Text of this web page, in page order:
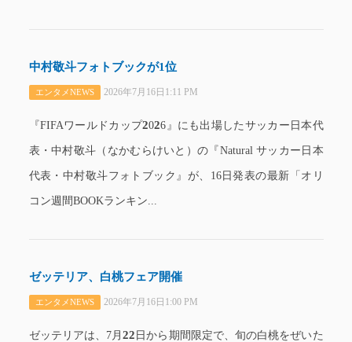
中村敬斗フォトブックが1位
エンタメNEWS 2026年7月16日1:11 PM
『FIFAワールドカップ2026』にも出場したサッカー日本代
表・中村敬斗（なかむらけいと）の『Natural サッカー日本
代表・中村敬斗フォトブック』が、16日発表の最新「オリ
コン週間BOOKランキン...
ゼッテリア、白桃フェア開催
エンタメNEWS 2026年7月16日1:00 PM
ゼッテリアは、7月22 日から期間限定で、旬の白桃をぜいた